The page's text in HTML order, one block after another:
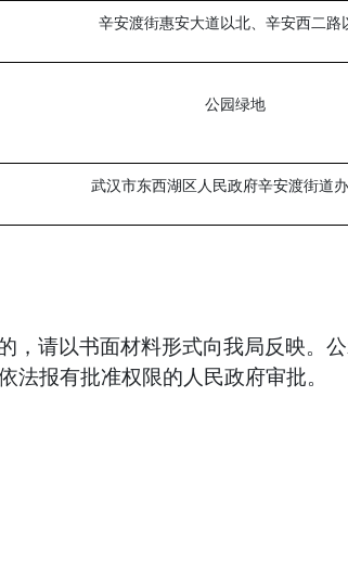
辛安渡街惠安大道以北、辛安西二路
公园绿地
武汉市东西湖区人民政府辛安渡街道
，请以书面材料形式向我局反映。
报有批准权限的人民政府审批。